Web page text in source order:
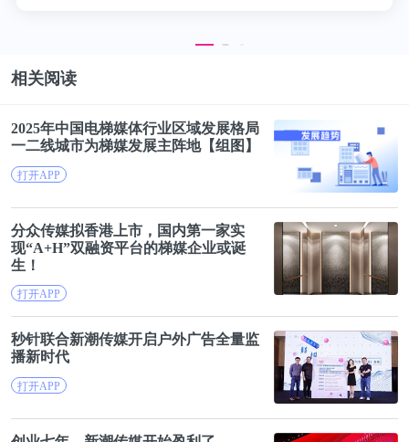
富豪，带来巨大经济增量的房地产时代，真会划上句
吃下“红利”的二十年后，终于迎来“调控时代”
郁亮在去年9月底万科的南方区域媒体交流会上，曾
指出中国房地产经历过三个阶段。
在2002年之前，是土地红利时代：谁能拿地，谁能发
2002年后，是金融红利时代：谁有资本支持，谁能迅
相关阅读
2025年中国电梯媒体行业区域发展格局
一二线城市为梯媒发展主阵地【组图】
打开APP
分众传媒拟香港上市，国内第一家实
现“A+H”双融资平台的梯媒企业或诞
生！
打开APP
秒针联合新潮传媒开启户外广告全量监
播新时代
打开APP